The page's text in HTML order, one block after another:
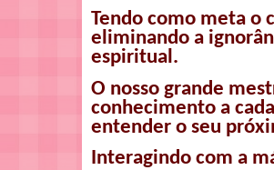
Tendo como meta o
eliminando a
espiritual.
O nosso grande
conhecimento a
entender o seu
Interagindo com a